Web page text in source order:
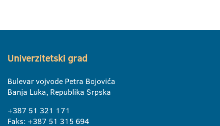
Univerzitetski grad
Bulevar vojvode Petra Bojovića
Banja Luka, Republika Srpska
+387 51 321 171
Faks: +387 51 315 694